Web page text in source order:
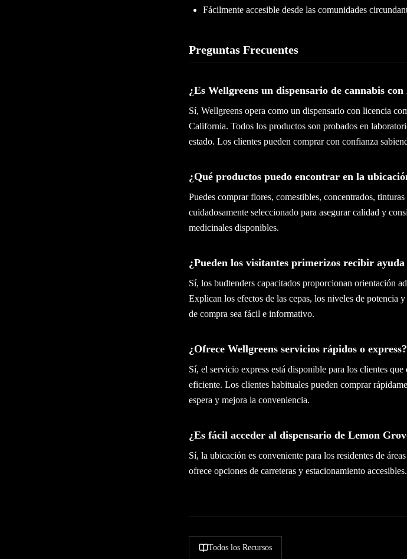
Fácilmente accesible desde las comunidades
Preguntas Frecuentes
¿Es Wellgreens un dispensario de cannabis
Sí, Wellgreens opera como un dispensario con licencia
California. Todos los productos son probados en
estado. Los clientes pueden comprar con confianza
¿Qué productos puedo encontrar en la
Puedes comprar flores, comestibles, concentrados,
cuidadosamente seleccionado para asegurar calidad y
medicinales disponibles.
¿Pueden los visitantes primerizos recibir
Sí, los budtenders capacitados proporcionan orientación
Explican los efectos de las cepas, los niveles de potencia
de compra sea fácil e informativo.
¿Ofrece Wellgreens servicios rápidos o express?
Sí, el servicio express está disponible para los clientes
eficiente. Los clientes habituales pueden comprar
espera y mejora la conveniencia.
¿Es fácil acceder al dispensario de Lemon
Sí, la ubicación es conveniente para los residentes de
ofrece opciones de carreteras y estacionamiento
Todos los Recursos